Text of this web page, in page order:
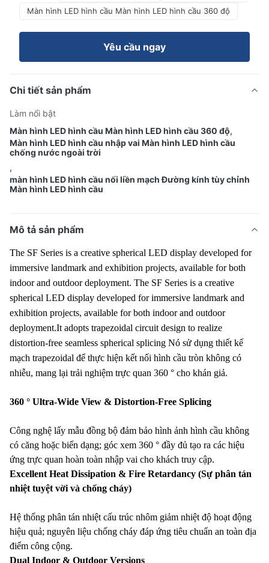
Màn hình LED hình cầu Màn hình LED hình cầu 360 độ
Yêu cầu ngay
Chi tiết sản phẩm
Làm nổi bật
Màn hình LED hình cầu Màn hình LED hình cầu 360 độ,
Màn hình LED hình cầu nhập vai Màn hình LED hình cầu
chống nước ngoài trời
,
màn hình LED hình cầu nối liền mạch Đường kính tùy chỉnh
Màn hình LED hình cầu
Mô tả sản phẩm
The SF Series is a creative spherical LED display developed for
immersive landmark and exhibition projects, available for both
indoor and outdoor deployment. The SF Series is a creative
spherical LED display developed for immersive landmark and
exhibition projects, available for both indoor and outdoor
deployment.It adopts trapezoidal circuit design to realize
distortion-free seamless spherical splicing Nó sử dụng thiết kế
mạch trapezoidal để thực hiện kết nối hình cầu tròn không có
nhiễu, mang lại trải nghiệm trực quan 360 ° cho khán giả.
360 ° Ultra-Wide View & Distortion-Free Splicing
Công nghệ lấy mẫu đồng bộ đảm bảo hình ảnh hình cầu không
có căng hoặc biến dạng; góc xem 360 ° đầy đủ tạo ra các hiệu
ứng trực quan hoàn toàn nhập vai cho khách truy cập.
Excellent Heat Dissipation & Fire Retardancy (Sự phân tán
nhiệt tuyệt vời và chống cháy)
Hệ thống phân tán nhiệt cấu trúc nhôm giảm nhiệt độ hoạt động
hiệu quả; nguyên liệu chống cháy đáp ứng tiêu chuẩn an toàn địa
điểm công cộng.
Dual Indoor & Outdoor Versions